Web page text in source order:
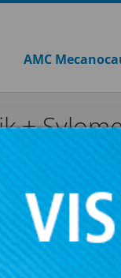
AMC
+
+ SYLOMER®